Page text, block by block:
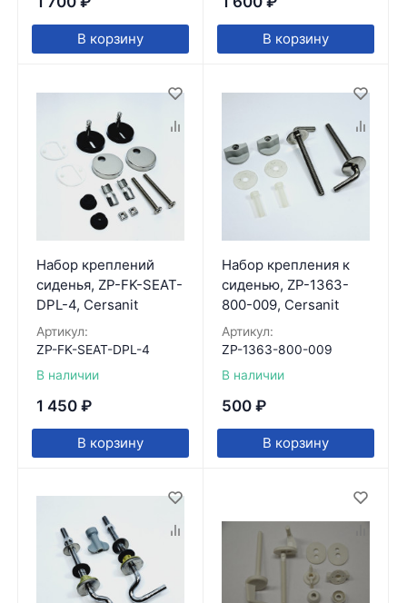
В корзину В корзину
Набор креплений
сиденья, ZP-FK-SEAT-
DPL-4, Cersanit
Артикул:
ZP-FK-SEAT-DPL-4
В наличии
1 450 ₽
В корзину
Набор крепления к
сиденью, ZP-1363-
800-009, Cersanit
Артикул:
ZP-1363-800-009
В наличии
500 ₽
В корзину